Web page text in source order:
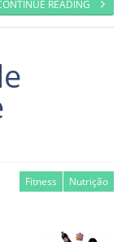
READING
Fitness Nutrição